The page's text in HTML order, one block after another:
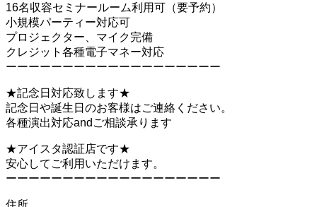
16名収容セミナールーム利用可（要予約）
小規模パーティー対応可
プロジェクター、マイク完備
クレジット各種電子マネー対応
ーーーーーーーーーーーーーーーーーーー
★記念日対応致します★
記念日や誕生日のお客様はご連絡ください。
各種演出対応andご相談承ります
★アイスタ認証店です★
安心してご利用いただけます。
ーーーーーーーーーーーーーーーーーーー
住所